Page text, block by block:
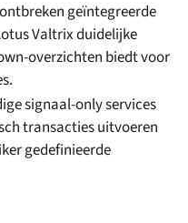
geïntegreerde
Valtrix duidelijke
overzichten biedt voor
signaal-only services
transacties uitvoeren
gedefinieerde